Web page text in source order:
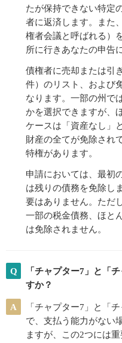
たが保持できない特定
者に返済します。また
権者会議と呼ばれる）
所に行きあなたの申告
債権者に売却または引
件）のリスト、および
なります。一部の州で
かを選択できますが、
ケースは「資産なし」
財産の全てが免除され
特権があります。
申請においては、最初
は残りの債務を免除し
要はありません。ただ
一部の税金債務、ほと
は免除されません。
Q
「チャプター7」と「
すか？
A
「チャプター7」と「
で、支払う能力がない
ますが、この2つには